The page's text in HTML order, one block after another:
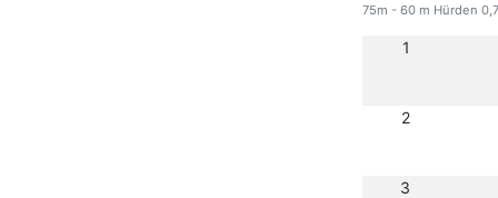
75m - 60 m Hürden
1
2
3